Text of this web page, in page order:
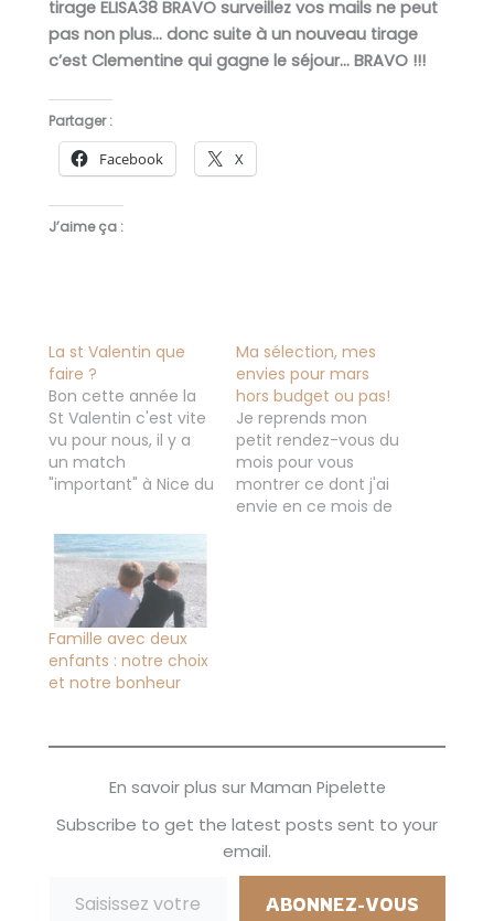
tirage ELISA38 BRAVO surveillez vos mails ne peut
pas non plus… donc suite à un nouveau tirage
c’est Clementine qui gagne le séjour… BRAVO !!!
Partager :
Facebook X
J’aime ça :
La st Valentin que
faire ?
Bon cette année la
St Valentin c'est vite
vu pour nous, il y a
un match
"important" à Nice du
avec mes garçons.
Donc je vais la fêter
avec mes deux
amoureux, avec
mon mari on se fera
un petit dîner dans la
semaine pour se…
Ma sélection, mes
envies pour mars
hors budget ou pas!
Je reprends mon
petit rendez-vous du
mois pour vous
montrer ce dont j'ai
envie en ce mois de
Famille avec deux
enfants : notre choix
et notre bonheur
En savoir plus sur Maman Pipelette
Subscribe to get the latest posts sent to your
email.
ABONNEZ-VOUS